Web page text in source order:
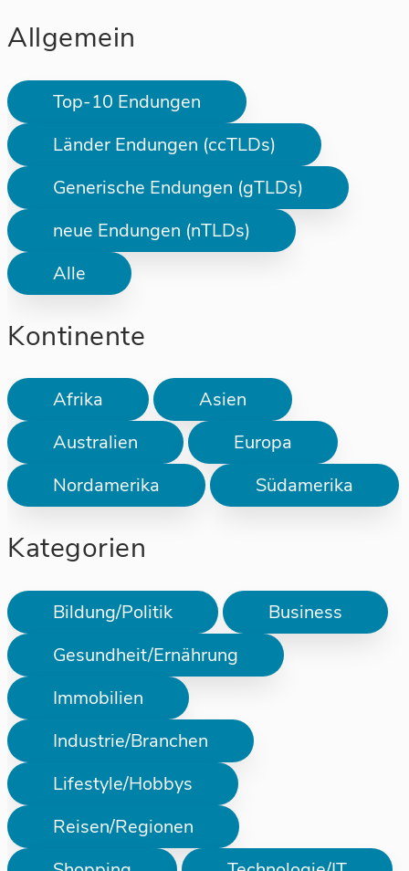
Allgemein
Top-10 Endungen
Länder Endungen (ccTLDs)
Generische Endungen (gTLDs)
neue Endungen (nTLDs)
Alle
Kontinente
Afrika
Asien
Australien
Europa
Nordamerika
Südamerika
Kategorien
Bildung/Politik
Business
Gesundheit/Ernährung
Immobilien
Industrie/Branchen
Lifestyle/Hobbys
Reisen/Regionen